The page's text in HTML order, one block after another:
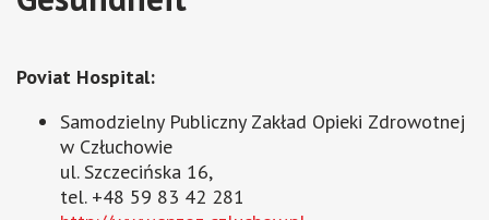
Poviat Hospital:
Samodzielny Publiczny Zakład Opieki Zdrowotnej
w Człuchowie
ul. Szczecińska 16,
tel. +48 59 83 42 281